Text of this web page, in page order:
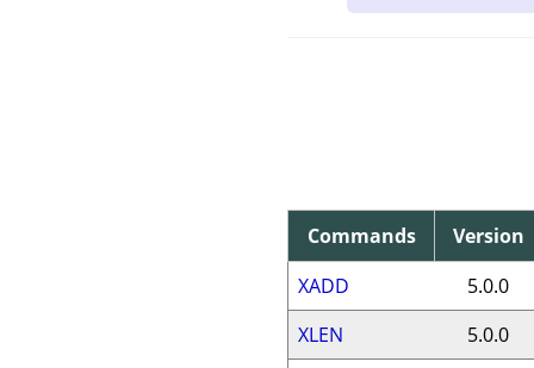
Commands
Version
XADD
5.0.0
XLEN
5.0.0